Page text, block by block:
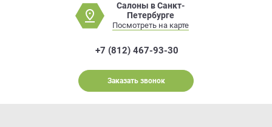
Салоны в Санкт-
Петербурге
Посмотреть на карте
+7 (812) 467-93-30
Заказать звонок